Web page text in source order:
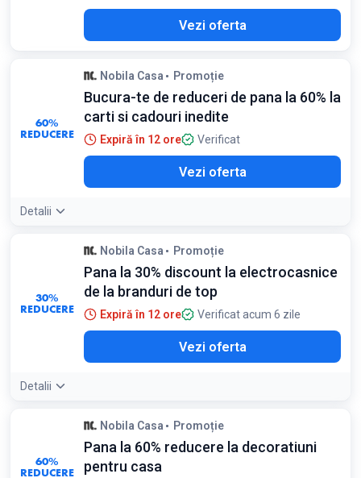
Vezi oferta
60%
REDUCERE
Nobila Casa Promoție
Bucura-te de reduceri de pana la 60% la
carti si cadouri inedite
Expiră în 12 ore Verificat
Vezi oferta
Detalii
30%
REDUCERE
Nobila Casa Promoție
Pana la 30% discount la electrocasnice
de la branduri de top
Expiră în 12 ore Verificat acum 6 zile
Vezi oferta
Detalii
60%
REDUCERE
Nobila Casa Promoție
Pana la 60% reducere la decoratiuni
pentru casa